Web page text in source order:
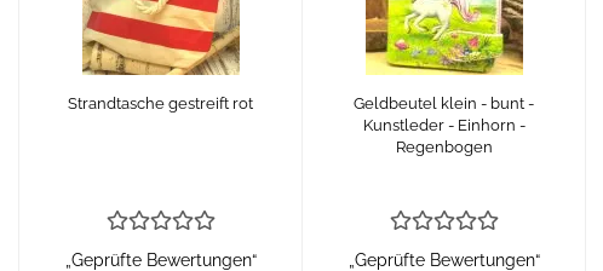
Strandtasche gestreift rot
„Geprüfte Bewertungen“
Geldbeutel klein - bunt -
Kunstleder - Einhorn -
Regenbogen
„Geprüfte Bewertungen“